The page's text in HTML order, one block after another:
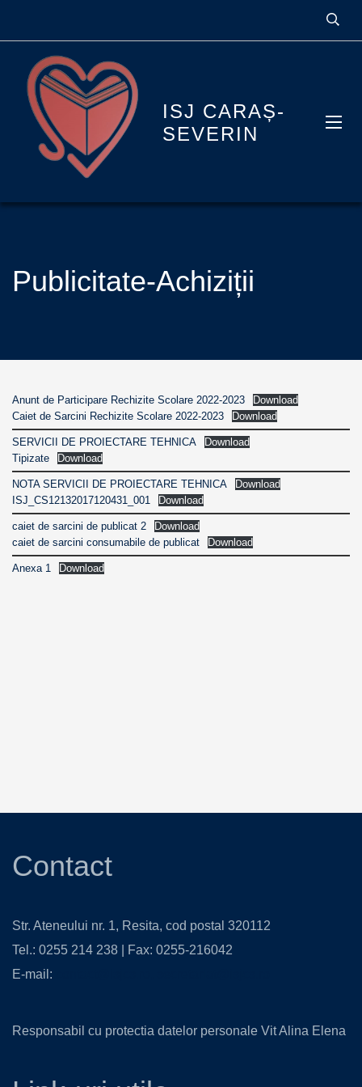
ISJ CARAȘ-
SEVERIN
Publicitate-Achiziții
Anunt de Participare Rechizite Scolare 2022-2023
Download
Caiet de Sarcini Rechizite Scolare 2022-2023
Download
SERVICII DE PROIECTARE TEHNICA
Download
Tipizate
Download
NOTA SERVICII DE PROIECTARE TEHNICA
Download
ISJ_CS12132017120431_001
Download
caiet de sarcini de publicat 2
Download
caiet de sarcini consumabile de publicat
Download
Anexa 1 Download
Contact
Str. Ateneului nr. 1, Resita, cod postal 320112
Tel.: 0255 214 238 | Fax: 0255-216042
E-mail:
Responsabil cu protectia datelor personale Vit Alina Elena